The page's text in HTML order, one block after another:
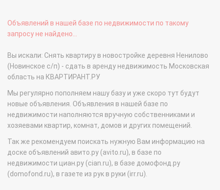
Объявлений в нашей базе по недвижимости по такому
запросу не найдено...
Вы искали: Снять квартиру в новостройке деревня Ненилово
(Новинское с/п) - сдать в аренду недвижимость Московская
область на КВАРТИРАНТ.РУ
Мы регулярно пополняем нашу базу и уже скоро тут будут
новые объявления. Объявления в нашей базе по
недвижимости наполняются вручную собственниками и
хозяевами квартир, комнат, домов и других помещений.
Так же рекомендуем поискать нужную Вам информацию на
доске объявлений авито.ру (avito.ru), в базе по
недвижимости циан.ру (cian.ru), в базе домофонд.ру
(domofond.ru), в газете из рук в руки (irr.ru).